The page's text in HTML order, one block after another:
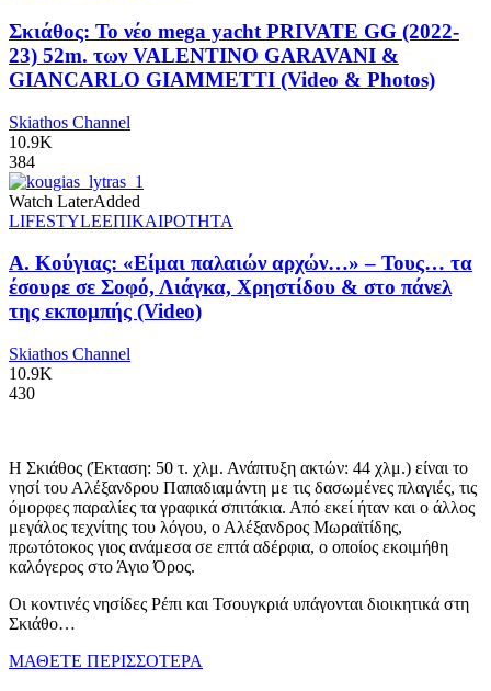
Σκιάθος: Το νέο mega yacht PRIVATE GG (2022-
23) 52m. των VALENTINO GARAVANI &
GIANCARLO GIAMMETTI (Video & Photos)
Skiathos Channel
10.9K
384
Watch LaterAdded
LIFESTYLEΕΠΙΚΑΙΡΟΤΗΤΑ
Α. Κούγιας: «Είμαι παλαιών αρχών…» – Τους… τα
έσουρε σε Σοφό, Λιάγκα, Χρηστίδου & στο πάνελ
της εκπομπής (Video)
Skiathos Channel
10.9K
430
Η Σκιάθος (Έκταση: 50 τ. χλμ. Ανάπτυξη ακτών: 44 χλμ.) είναι το
νησί του Αλέξανδρου Παπαδιαμάντη με τις δασωμένες πλαγιές, τις
όμορφες παραλίες τα γραφικά σπιτάκια. Από εκεί ήταν και ο άλλος
μεγάλος τεχνίτης του λόγου, ο Αλέξανδρος Μωραϊτίδης,
πρωτότοκος γιος ανάμεσα σε επτά αδέρφια, ο οποίος εκοιμήθη
καλόγερος στο Άγιο Όρος.
Οι κοντινές νησίδες Ρέπι και Τσουγκριά υπάγονται διοικητικά στη
Σκιάθο…
ΜΑΘΕΤΕ ΠΕΡΙΣΣΟΤΕΡΑ